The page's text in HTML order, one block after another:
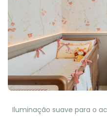
Iluminação suave para o